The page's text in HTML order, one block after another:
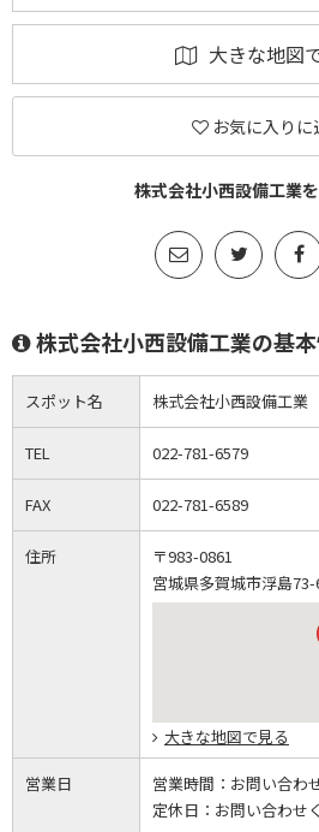
大きな地図
お気に入りに
株式会社小西設備工業
株式会社小西設備工業の基
スポット名 株式会社小西設備工業
TEL 022-781-6579
FAX 022-781-6589
住所
〒983-0861
宮城県多賀城市浮島73-
大きな地図で見る
営業日 営業時間： お問い合わ
定休日： お問い合わせ